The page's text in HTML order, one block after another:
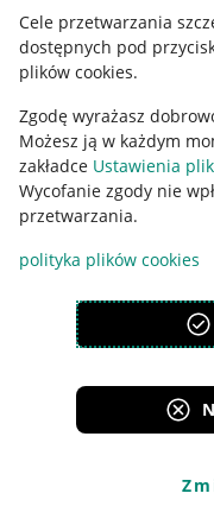
Cele przetwarzania
dostępnych pod
plików cookies.
Zgodę wyrażasz
Możesz ją w każdym
zakładce Ustawienia
Wycofanie zgody nie
przetwarzania.
polityka plików cookies
Udostępnianie
Informacje dla Aktu o
Pobierz aplikację
Korzystanie z serwisu